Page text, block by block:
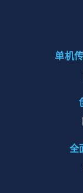
单机
全